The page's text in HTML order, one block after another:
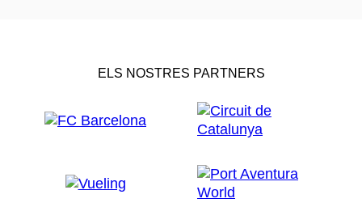
ELS NOSTRES PARTNERS